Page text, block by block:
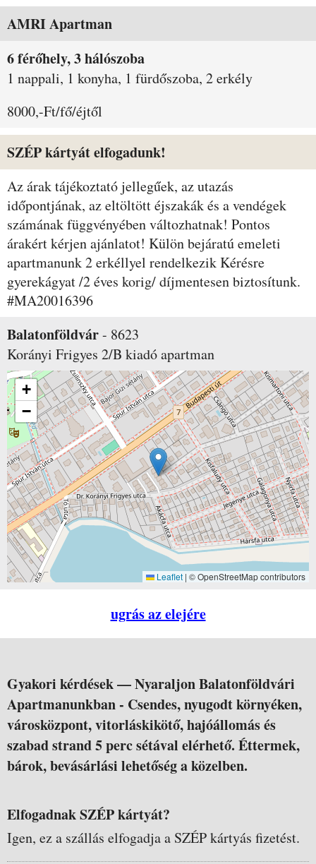
Szobák és árak
AMRI Apartman
6 férőhely, 3 hálószoba
1 nappali, 1 konyha, 1 fürdőszoba, 2 erkély
8000,-Ft/fő/éjtől
SZÉP kártyát elfogadunk!
Az árak tájékoztató jellegűek, az utazás
időpontjának, az eltöltött éjszakák és a vendégek
számának függvényében változhatnak! Pontos
árakért kérjen ajánlatot! Külön bejáratú emeleti
apartmanunk 2 erkéllyel rendelkezik Kérésre
gyerekágyat /2 éves korig/ díjmentesen biztosítunk.
#MA20016396
Balatonföldvár- 8623
Korányi Frigyes 2/B kiadó apartman
+
−
Leaflet | © OpenStreetMap contributors
ugrás az elejére
Gyakori kérdések —Nyaraljon Balatonföldvári
Apartmanunkban - Csendes, nyugodt környéken,
városközpont, vitorláskikötő, hajóállomás és
szabad strand 5 perc sétával elérhető. Éttermek,
bárok, bevásárlási lehetőség a közelben.
Elfogadnak SZÉP kártyát?
Igen, ez a szállás elfogadja a SZÉP kártyás fizetést.